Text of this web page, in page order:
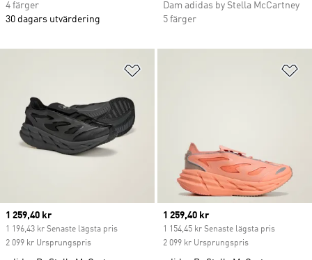
4 färger
30 dagars utvärdering
Dam adidas by Stella McCartney
5 färger
Current price
1 259,40 kr
1 196,43 kr Senaste lägsta pris
2 099 kr Ursprungspris
Current price
1 259,40 kr
1 154,45 kr Senaste lägsta pris
2 099 kr Ursprungspris